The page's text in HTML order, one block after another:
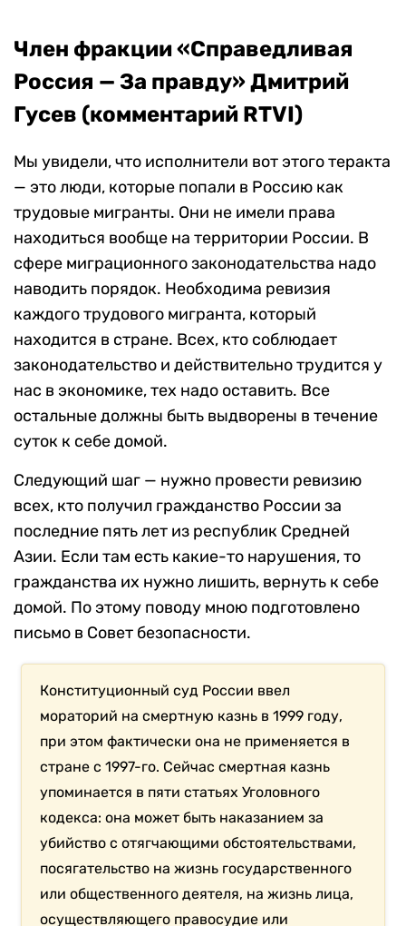
Член фракции «Справедливая
Россия — За правду» Дмитрий
Гусев (комментарий RTVI)
Мы увидели, что исполнители вот этого теракта
— это люди, которые попали в Россию как
трудовые мигранты. Они не имели права
находиться вообще на территории России. В
сфере миграционного законодательства надо
наводить порядок. Необходима ревизия
каждого трудового мигранта, который
находится в стране. Всех, кто соблюдает
законодательство и действительно трудится у
нас в экономике, тех надо оставить. Все
остальные должны быть выдворены в течение
суток к себе домой.
Следующий шаг — нужно провести ревизию
всех, кто получил гражданство России за
последние пять лет из республик Средней
Азии. Если там есть какие-то нарушения, то
гражданства их нужно лишить, вернуть к себе
домой. По этому поводу мною подготовлено
письмо в Совет безопасности.
Конституционный суд России ввел
мораторий на смертную казнь в 1999 году,
при этом фактически она не применяется в
стране с 1997-го. Сейчас смертная казнь
упоминается в пяти статьях Уголовного
кодекса: она может быть наказанием за
убийство с отягчающими обстоятельствами,
посягательство на жизнь государственного
или общественного деятеля, на жизнь лица,
осуществляющего правосудие или